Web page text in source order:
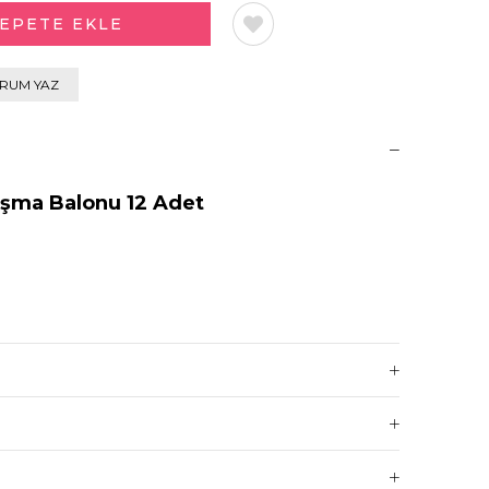
YAZ
Balonu 12 Adet
konuşma balonları bulunmaktadır;
balonu
balonu